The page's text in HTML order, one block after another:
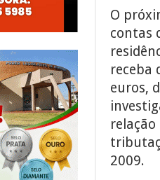
O
contas
receba
euros,
2009.